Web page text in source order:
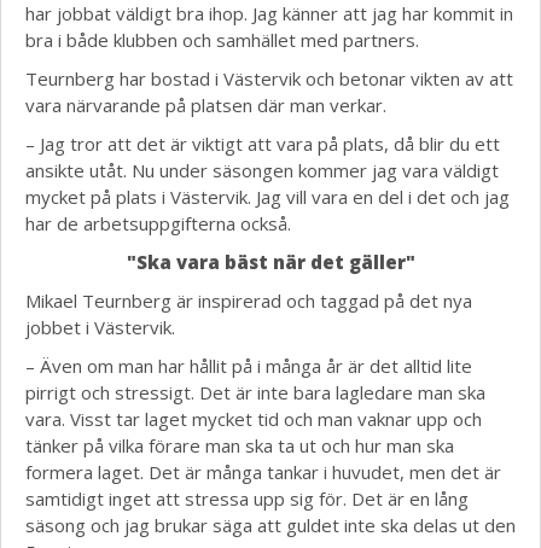
har jobbat väldigt bra ihop. Jag känner att jag har kommit in
bra i både klubben och samhället med partners.
Teurnberg har bostad i Västervik och betonar vikten av att
vara närvarande på platsen där man verkar.
– Jag tror att det är viktigt att vara på plats, då blir du ett
ansikte utåt. Nu under säsongen kommer jag vara väldigt
mycket på plats i Västervik. Jag vill vara en del i det och jag
har de arbetsuppgifterna också.
"Ska vara bäst när det gäller"
Mikael Teurnberg är inspirerad och taggad på det nya
jobbet i Västervik.
– Även om man har hållit på i många år är det alltid lite
pirrigt och stressigt. Det är inte bara lagledare man ska
vara. Visst tar laget mycket tid och man vaknar upp och
tänker på vilka förare man ska ta ut och hur man ska
formera laget. Det är många tankar i huvudet, men det är
samtidigt inget att stressa upp sig för. Det är en lång
säsong och jag brukar säga att guldet inte ska delas ut den